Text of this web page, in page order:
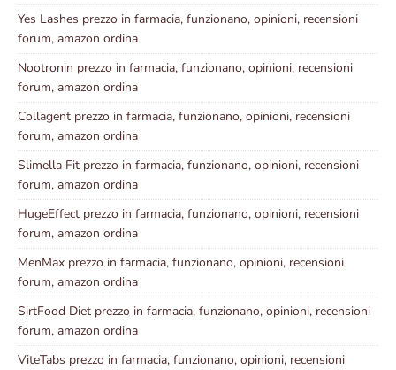
Yes Lashes prezzo in farmacia, funzionano, opinioni, recensioni
forum, amazon ordina
Nootronin prezzo in farmacia, funzionano, opinioni, recensioni
forum, amazon ordina
Collagent prezzo in farmacia, funzionano, opinioni, recensioni
forum, amazon ordina
Slimella Fit prezzo in farmacia, funzionano, opinioni, recensioni
forum, amazon ordina
HugeEffect prezzo in farmacia, funzionano, opinioni, recensioni
forum, amazon ordina
MenMax prezzo in farmacia, funzionano, opinioni, recensioni
forum, amazon ordina
SirtFood Diet prezzo in farmacia, funzionano, opinioni, recensioni
forum, amazon ordina
ViteTabs prezzo in farmacia, funzionano, opinioni, recensioni